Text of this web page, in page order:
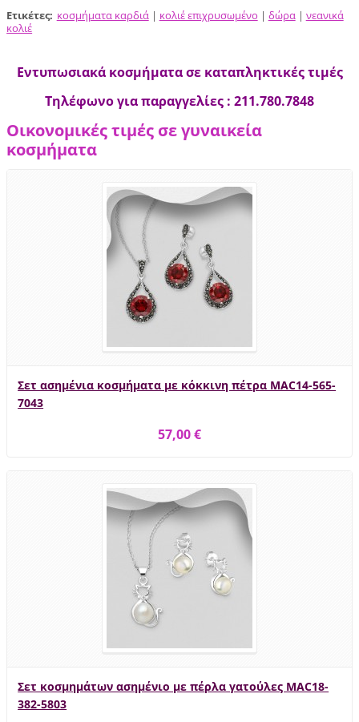
Ετικέτες: κοσμήματα καρδιά | κολιέ επιχρυσωμένο | δώρα | νεανικά
κολιέ
Εντυπωσιακά κοσμήματα σε καταπληκτικές τιμές
Τηλέφωνο για παραγγελίες : 211.780.7848
Οικονομικές τιμές σε γυναικεία
κοσμήματα
Σετ ασημένια κοσμήματα με κόκκινη πέτρα MAC14-565-
7043
57,00 €
Σετ κοσμημάτων ασημένιο με πέρλα γατούλες MAC18-
382-5803